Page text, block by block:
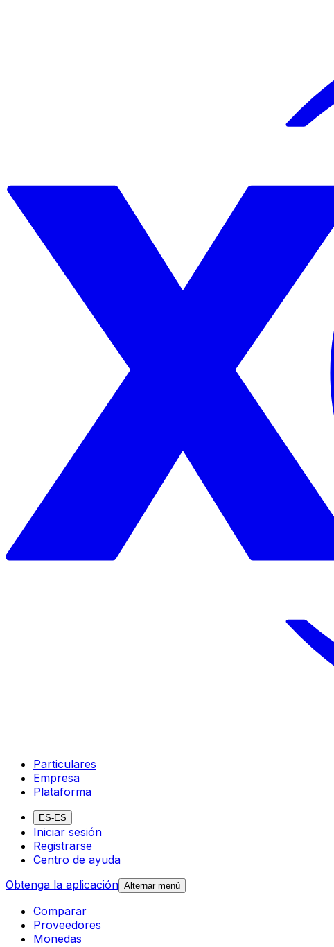
Particulares
Empresa
Plataforma
ES-ES
Iniciar sesión
Registrarse
Centro de ayuda
Obtenga la aplicación Alternar menú
Comparar
Proveedores
Monedas